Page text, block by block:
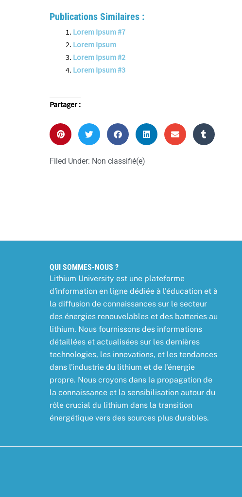
Publications Similaires :
Lorem Ipsum #7
Lorem Ipsum
Lorem Ipsum #2
Lorem Ipsum #3
Partager :
Filed Under: Non classifié(e)
QUI SOMMES-NOUS ?
Lithium University est une plateforme
d'information en ligne dédiée à l'éducation et à
la diffusion de connaissances sur le secteur
des énergies renouvelables et des batteries au
lithium. Nous fournissons des informations
détaillées et actualisées sur les dernières
technologies, les innovations, et les tendances
dans l'industrie du lithium et de l'énergie
propre. Nous croyons dans la propagation de
la connaissance et la sensibilisation autour du
rôle crucial du lithium dans la transition
énergétique vers des sources plus durables.